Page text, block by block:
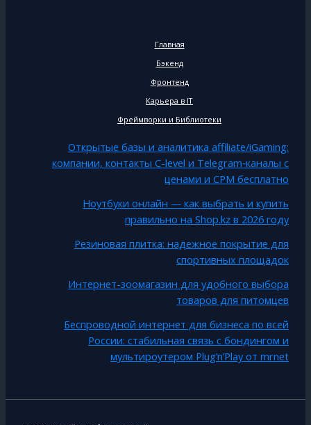
Главная
Бэкенд
Фронтенд
Карьера в IT
Фреймворки и Библиотеки
Открытые базы и аналитика affiliate/iGaming:
компании, контакты C-level и Telegram‑каналы с
ценами и CPM бесплатно
Ноутбуки онлайн — как выбрать и купить
правильно на Shop.kz в 2026 году
Резиновая плитка: надежное покрытие для
спортивных площадок
Интернет-зоомагазин для удобного выбора
товаров для питомцев
Беспроводной интернет для бизнеса по всей
России: стабильная связь с бондингом и
мультироутером Plug’n’Play от mrnet